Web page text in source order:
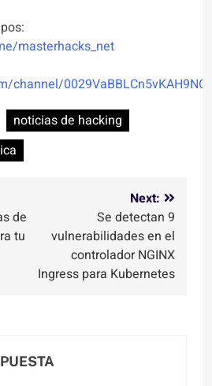
masterhacks_net
channel/
noticias de hacking
de
tu
Next:
Se detectan 9
vulnerabilidades en el
controlador NGINX
Ingress para Kubernetes